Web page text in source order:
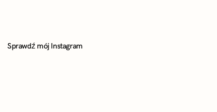
Sprawdź mój Instagram